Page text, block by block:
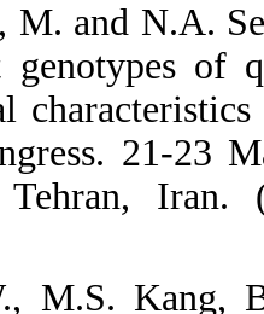
17.
of different
Genetic
University,
18. Yan,